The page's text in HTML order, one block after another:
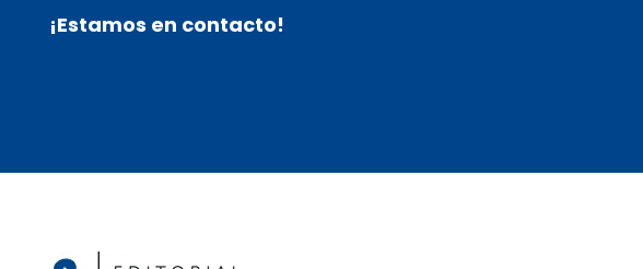
¡Estamos en contacto!